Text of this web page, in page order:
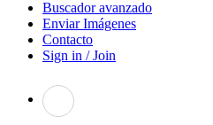
Buscador avanzado
Enviar Imágenes
Contacto
Sign in / Join